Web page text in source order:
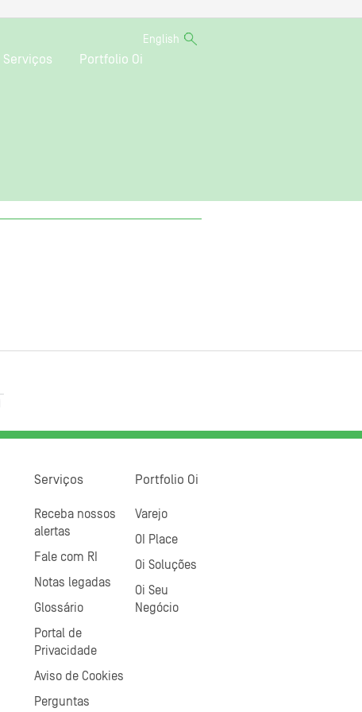
English
Serviços Portfolio Oi
Serviços
Receba nossos
alertas
Fale com RI
Notas legadas
Glossário
Portal de
Privacidade
Aviso de Cookies
Perguntas
Portfolio Oi
Varejo
OI Place
Oi Soluções
Oi Seu
Negócio